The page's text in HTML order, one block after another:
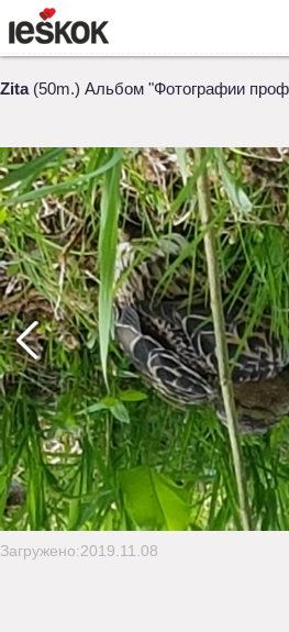
Zita(50m.) Альбом "Фотографии
Загружено:2019.11.08